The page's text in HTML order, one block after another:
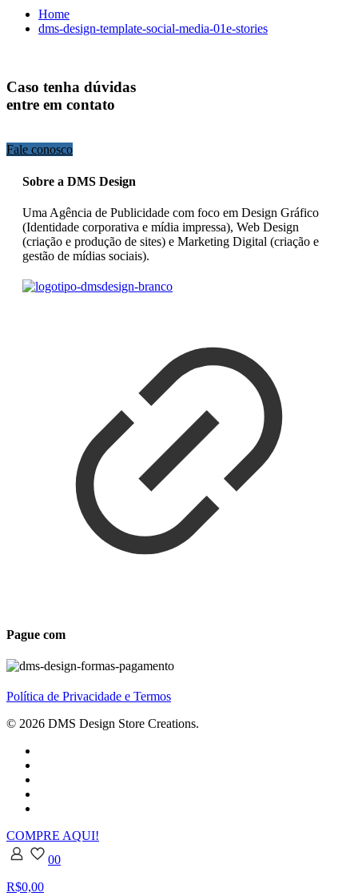
Home
dms-design-template-social-media-01e-stories
Caso tenha dúvidas
entre em contato
Fale conosco
Sobre a DMS Design
Uma Agência de Publicidade com foco em Design Gráfico
(Identidade corporativa e mídia impressa), Web Design
(criação e produção de sites) e Marketing Digital (criação e
gestão de mídias sociais).
Pague com
Política de Privacidade e Termos
© 2026 DMS Design Store Creations.
COMPRE AQUI!
00
R$0,00